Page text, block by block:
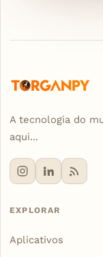
A tecnologia do
aqui...
EXPLORAR
Aplicativos